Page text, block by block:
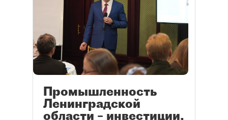
Промышленность
Ленинградской
области – инвестиции,